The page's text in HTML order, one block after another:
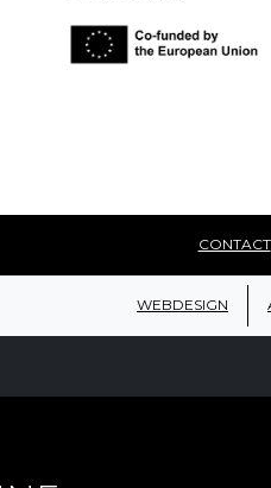
CONTACT
WEBDESIGN